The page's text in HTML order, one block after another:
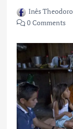
Inês Theodoro
0 Comments